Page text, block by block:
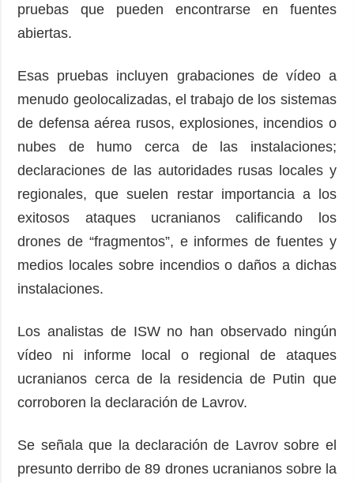
pruebas que pueden encontrarse en fuentes
abiertas.
Esas pruebas incluyen grabaciones de vídeo a
menudo geolocalizadas, el trabajo de los sistemas
de defensa aérea rusos, explosiones, incendios o
nubes de humo cerca de las instalaciones;
declaraciones de las autoridades rusas locales y
regionales, que suelen restar importancia a los
exitosos ataques ucranianos calificando los
drones de “fragmentos”, e informes de fuentes y
medios locales sobre incendios o daños a dichas
instalaciones.
Los analistas de ISW no han observado ningún
vídeo ni informe local o regional de ataques
ucranianos cerca de la residencia de Putin que
corroboren la declaración de Lavrov.
Se señala que la declaración de Lavrov sobre el
presunto derribo de 89 drones ucranianos sobre la